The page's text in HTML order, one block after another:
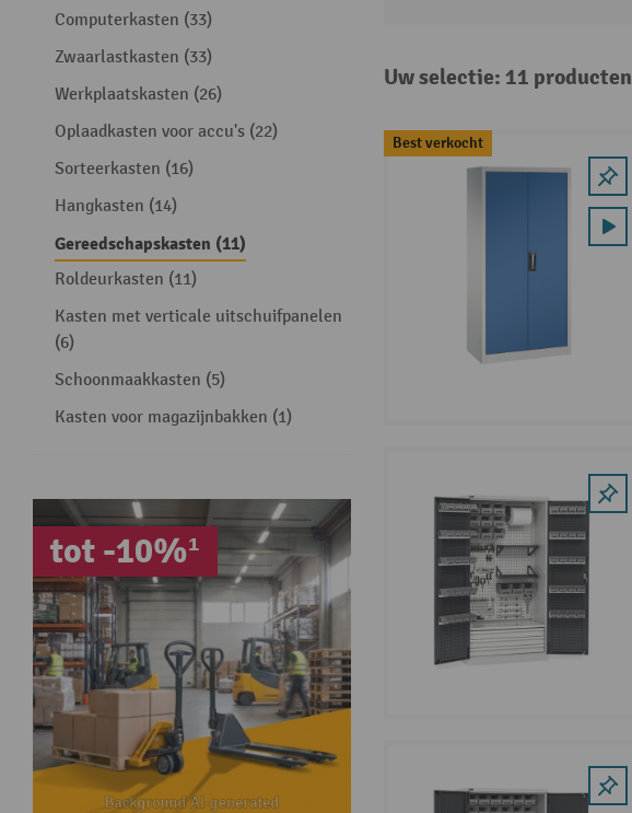
Computerkasten (33)
Zwaarlastkasten (33)
Werkplaatskasten (26)
Oplaadkasten voor accu's (22)
Sorteerkasten (16)
Hangkasten (14)
Gereedschapskasten (11)
Roldeurkasten (11)
Kasten met verticale uitschuifpanelen
(6)
Schoonmaakkasten (5)
Kasten voor magazijnbakken (1)
tot -10%¹
Uw selectie: 11 producten
Best verkocht